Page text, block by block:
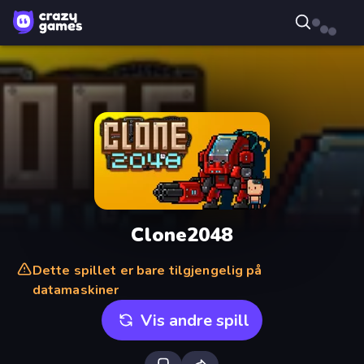
Clone2048
Dette spillet er bare tilgjengelig på
datamaskiner
Vis andre spill